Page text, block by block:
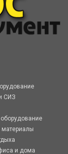
СИЗ
материалы
и дома